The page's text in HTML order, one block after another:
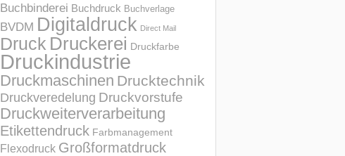
Buchbinderei Buchdruck Buchverlage
BVDM Digitaldruck Direct Mail
Druck Druckerei Druckfarbe
Druckindustrie
Druckmaschinen Drucktechnik
Druckveredelung Druckvorstufe
Druckweiterverarbeitung
Etikettendruck Farbmanagement
Flexodruck Großformatdruck